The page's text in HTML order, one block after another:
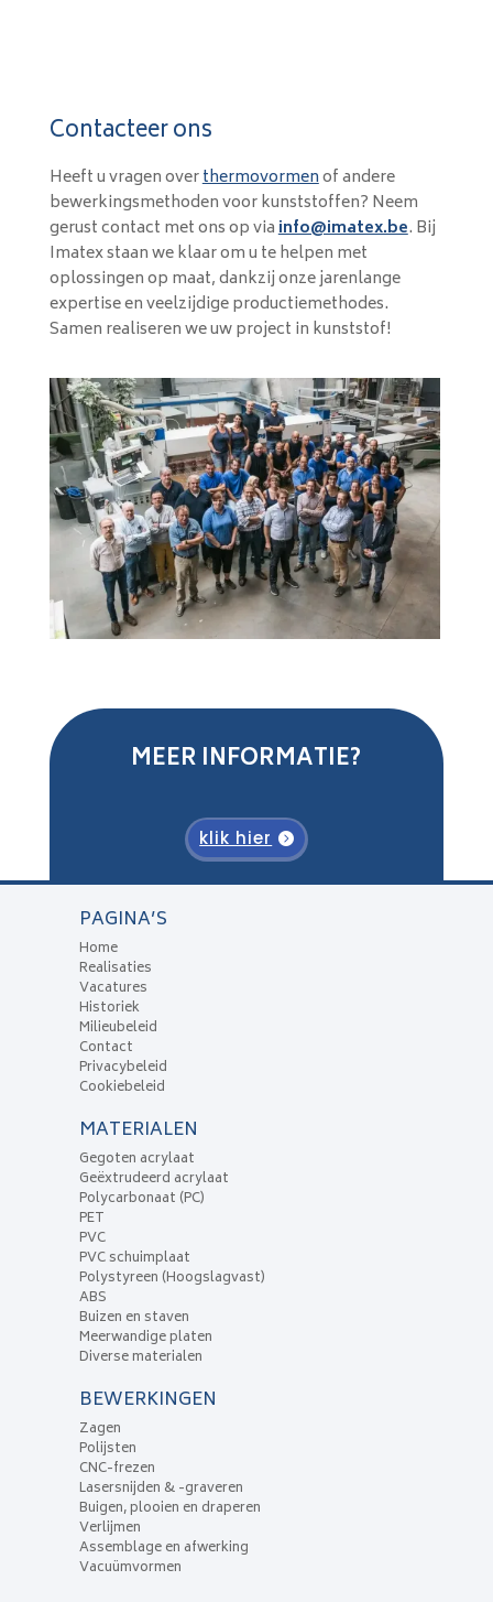
Contacteer ons
Heeft u vragen overthermovormenof andere
bewerkingsmethoden voor kunststoffen? Neem
gerust contact met ons op viainfo@imatex.be. Bij
Imatex staan we klaar om u te helpen met
oplossingen op maat, dankzij onze jarenlange
expertise en veelzijdige productiemethodes.
Samen realiseren we uw project in kunststof!
MEER INFORMATIE?
klik hier
PAGINA’S
Home
Realisaties
Vacatures
Historiek
Milieubeleid
Contact
Privacybeleid
Cookiebeleid
MATERIALEN
Gegoten acrylaat
Geëxtrudeerd acrylaat
Polycarbonaat (PC)
PET
PVC
PVC schuimplaat
Polystyreen (Hoogslagvast)
ABS
Buizen en staven
Meerwandige platen
Diverse materialen
BEWERKINGEN
Zagen
Polijsten
CNC-frezen
Lasersnijden & -graveren
Buigen, plooien en draperen
Verlijmen
Assemblage en afwerking
Vacuümvormen